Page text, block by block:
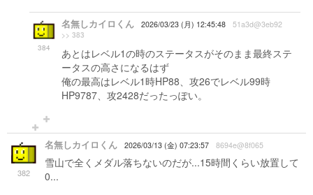
384
名無しカイロくん 2026/03/23 (月) 12:45:48 51a3d@3eb92
>> 383
あとはレベル1の時のステータスがそのまま最終ステ
ータスの高さになるはず
俺の最高はレベル1時HP88、攻26でレベル99時
HP9787、攻2428だったっぽい。
382
名無しカイロくん 2026/03/13 (金) 07:23:57 8694e@8f065
雪山で全くメダル落ちないのだが...15時間くらい放置して
0...